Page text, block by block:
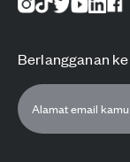
Berlangganan